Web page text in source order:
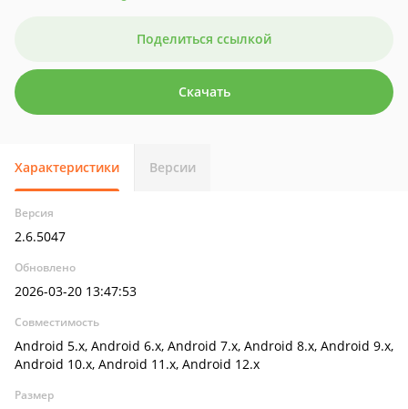
Поделиться ссылкой
Скачать
Характеристики Версии
Версия
2.6.5047
Обновлено
2026-03-20 13:47:53
Совместимость
Android 5.x, Android 6.x, Android 7.x, Android 8.x, Android 9.x,
Android 10.x, Android 11.x, Android 12.x
Размер